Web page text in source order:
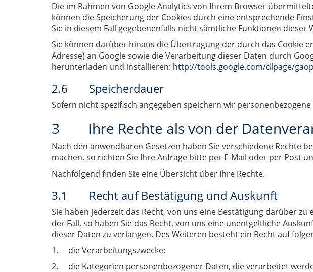
Die im Rahmen von Google Analytics von Ihrem Browser
können die Speicherung der Cookies durch eine entsprechende
Sie in diesem Fall gegebenenfalls nicht sämtliche Funktionen
Sie können darüber hinaus die Übertragung der durch das Cookie
Adresse) an Google sowie die Verarbeitung dieser Daten durch
herunterladen und installieren: http://tools.google.com/dlpage/
2.6 Speicherdauer
Sofern nicht spezifisch angegeben speichern wir
3 Ihre Rechte als von der
Nach den anwendbaren Gesetzen haben Sie verschiedene Rechte
machen, so richten Sie Ihre Anfrage bitte per E-Mail oder per Post
Nachfolgend finden Sie eine Übersicht über Ihre Rechte.
3.1 Recht auf Bestätigung und Auskunft
Sie haben jederzeit das Recht, von uns eine Bestätigung darüber
der Fall, so haben Sie das Recht, von uns eine unentgeltliche
dieser Daten zu verlangen. Des Weiteren besteht ein Recht auf
1. die Verarbeitungszwecke;
2. die Kategorien personenbezogener Daten, die verarbeitet